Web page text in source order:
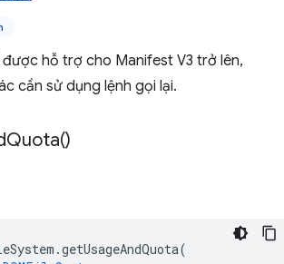
hỗ trợ cho Manifest V3 trở lên,
cần sử dụng lệnh gọi lại.
Quota()
.getUsageAndQuota(